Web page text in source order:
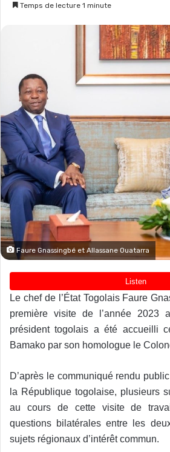
Temps de lecture 1 minute
Faure Gnassingbé et Allassane Ouatarra
Le chef de l’État Togolais Faure
première visite de l’année 2023
président togolais a été accueilli
Bamako par son homologue le
D’après le communiqué rendu
la République togolaise, plusieurs
au cours de cette visite de
questions bilatérales entre les
sujets régionaux d’intérêt commun.